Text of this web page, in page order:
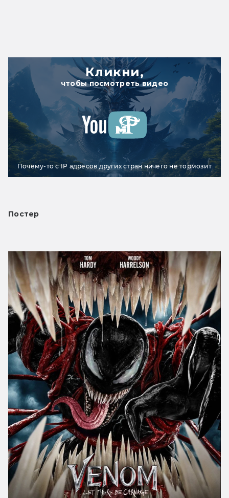
Кликни,
чтобы посмотреть видео
Почему-то с IP адресов других стран ничего не тормозит
Постер